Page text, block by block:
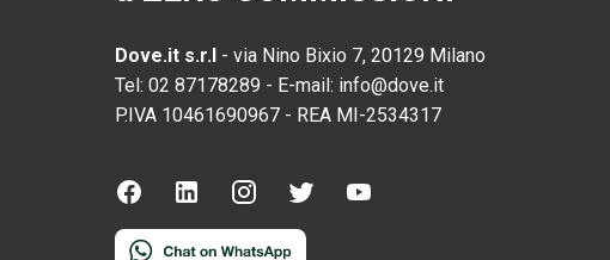
Dove.it s.r.l - via Nino Bixio 7, 20129 Milano
Tel: 02 87178289 - E-mail: info@dove.it
P.IVA 10461690967 - REA MI-2534317